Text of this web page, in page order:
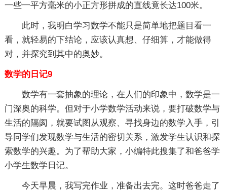
一些一平方毫米的小正方形拼成的直线竟长达100米。
此时，我明白学习数学不能只是简单地把题目看一
看，就轻易的下结论，应该认真想、仔细算，才能做得
对，并探究到其中的奥妙。
数学的日记9
数学有一套抽象的理论，在人们的印象中，数学是一
门深奥的科学。但对于小学数学活动来说，要打破数学与
生活的隔阂，就要试图从观察、寻找身边的数学入手，引
导同学们发现数学与生活的密切关系，激发学生认识和探
索数学的兴趣。为了帮助大家，小编特此搜集了和爸爸学
小学生数学日记。
今天早晨，我写完作业，准备出去完。这时爸爸走了